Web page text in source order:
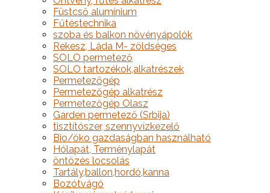
Füstcső alumínium
Fűtéstechnika
szoba és balkon növényápolók
Rekesz, Láda M- zöldséges
SOLO permetező
SOLO tartozékok,alkatrészek
Permetezőgép
Permetezőgép alkatrész
Permetezőgép Olasz
Garden permetező (Srbija)
tisztítószer, szennyvízkezelő
Bio/öko gazdaságban használható
Hólapát, Terménylapát
öntözés locsolás
Tartály,ballon,hordó,kanna
Bozótvágó